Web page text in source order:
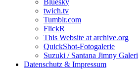
Bluesky
twich.tv
Tumblr.com
FlickR
This Website at archive.org
QuickShot-Fotogalerie
Suzuki / Santana Jimny
Datenschutz & Impressum